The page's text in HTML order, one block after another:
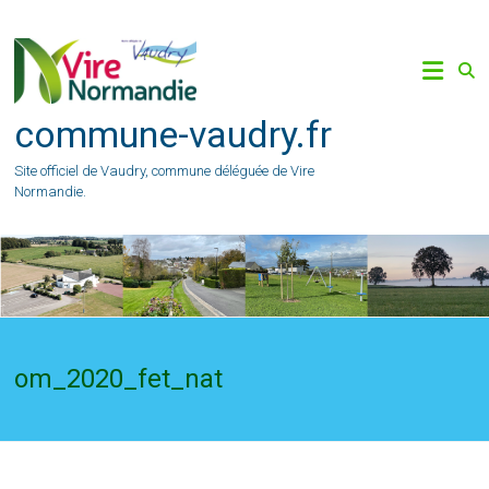
content
commune-vaudry.fr
Site officiel de Vaudry, commune déléguée de Vire
Normandie.
om_2020_fet_nat